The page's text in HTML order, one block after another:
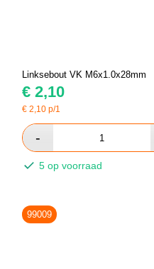
Linksebout VK M6x1.0x28mm
€ 2,10
€2,10 p/1
5 op voorraad
99009